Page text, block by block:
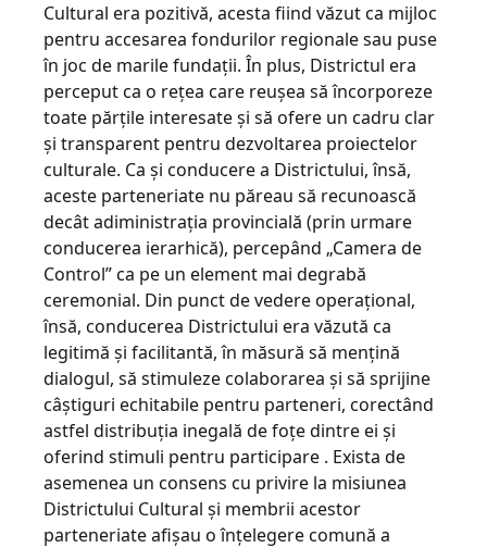
Cultural era pozitivă, acesta fiind văzut ca mijloc
pentru accesarea fondurilor regionale sau puse
în joc de marile fundaţii. În plus, Districtul era
perceput ca o reţea care reuşea să încorporeze
toate părţile interesate şi să ofere un cadru clar
şi transparent pentru dezvoltarea proiectelor
culturale. Ca şi conducere a Districtului, însă,
aceste parteneriate nu păreau să recunoască
decât adiministraţia provincială (prin urmare
conducerea ierar­hică), percepând „Camera de
Control” ca pe un element mai degrabă
ceremonial. Din punct de vedere operaţional,
însă, conducerea Districtului era văzută ca
legitimă şi facilitantă, în măsură să menţină
dialogul, să stimuleze colaborarea şi să sprijine
câştiguri echitabile pentru parteneri, corectând
astfel distribuţia inegală de foţe dintre ei şi
oferind stimuli pentru participare . Exista de
asemenea un consens cu privire la misiunea
Districtului Cultural şi membrii acestor
parteneriate afişau o înţelegere comună a